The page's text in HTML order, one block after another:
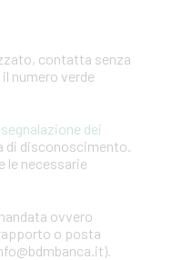
contatta senza
numero verde
dei
di disconoscimento.
le necessarie
ovvero
o posta